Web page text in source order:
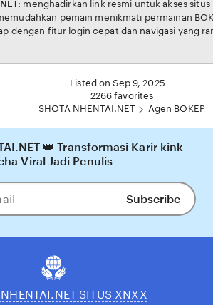
menikmati permainan BOKEP dengan aman dan
Setiap
dan informasi permainan selalu tersedia
online di Indonesia.Listed on Sep 9, 2025
2266 favorites
SHOTA NHENTAI.NET
Agen BOKEP
👑 Transformasi Karir kink
Viral Jadi Penulis
Subscribe
SITUS XNXX